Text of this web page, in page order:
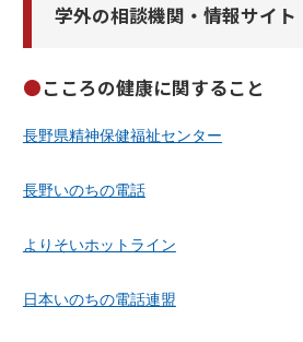
学外の相談機関・情報サイト
こころの健康に関すること
長野県精神保健福祉センター
長野いのちの電話
よりそいホットライン
日本いのちの電話連盟